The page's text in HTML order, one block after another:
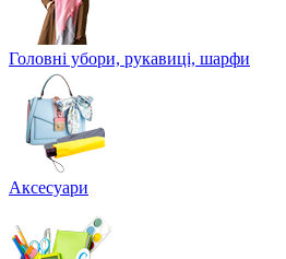
Головні убори, рукавиці, шарфи
Аксесуари